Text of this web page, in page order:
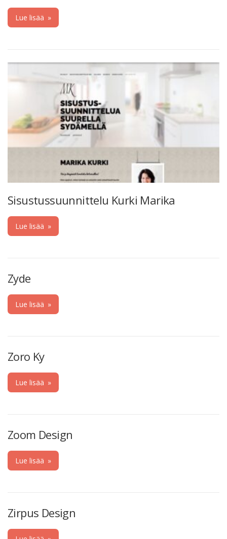
Lue lisää »
Sisustussuunnittelu Kurki Marika
Lue lisää »
Zyde
Lue lisää »
Zoro Ky
Lue lisää »
Zoom Design
Lue lisää »
Zirpus Design